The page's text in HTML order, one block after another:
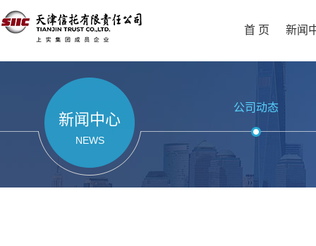
首 页 新闻
新闻中心
NEWS
公司动态